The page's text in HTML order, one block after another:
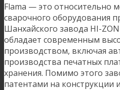
Flama — это относительно
сварочного оборудования
Шанхайского завода HI-
обладает современным
производством, включая
производства печатных
хранения. Помимо этого
патентами на конструкции